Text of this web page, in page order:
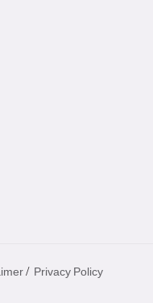
/ Privacy Policy